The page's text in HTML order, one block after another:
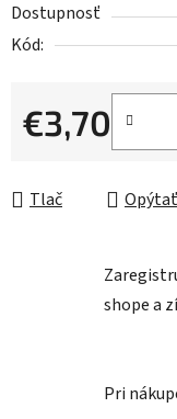
Dostupnosť
Kód:
€3,70
Jednotková cena:
Tlač
shope a
Pri